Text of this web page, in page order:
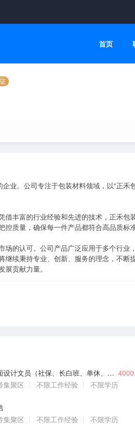
首页
业。公司专注于包装材料领域，以“正禾
丰富的行业经验和先进的技术，正禾包
质量，确保每一件产品都符合高品质标准
的认可。公司产品广泛应用于多个行业
继续秉持专业、创新、服务的理念，不断
贡献力量。
平面设计文员（社保、长白班、单休、工作餐）
集聚区
不限工作经验 不限学历
集聚区
不限工作经验 不限学历